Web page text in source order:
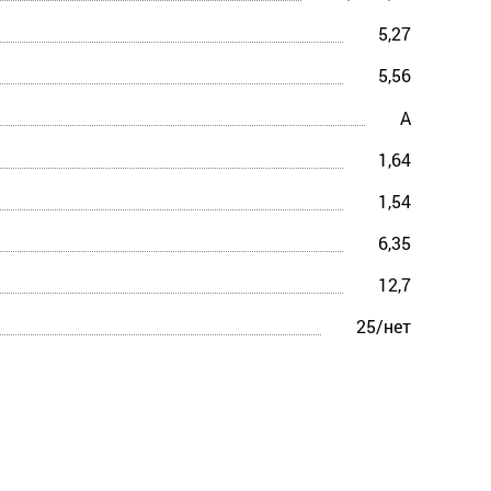
5,27
5,56
A
1,64
1,54
6,35
12,7
25/нет